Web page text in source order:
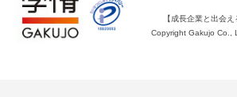
【成長企業と出会
Copyright Gakujo Co.,